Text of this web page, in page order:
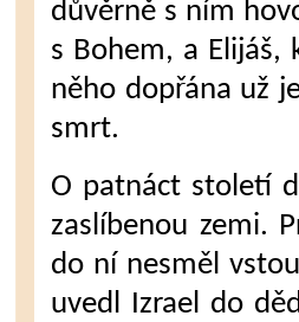
důvěrně s ním
s Bo­hem, a Elijáš,
něho dopřána už
smrt.
O patnáct století
zaslíbenou ze­mi.
do ní nesměl
uvedl Izrael do